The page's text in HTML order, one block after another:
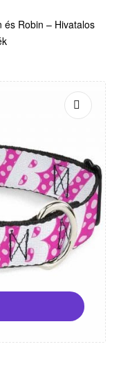
és Robin – Hivatalos